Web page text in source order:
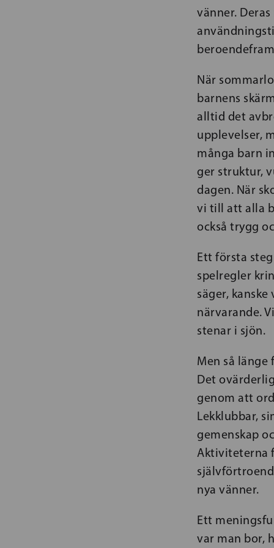
vänner.
När
barnens
alltid det
upplevelser,
många barn
ger struktur,
dagen. När
vi till att alla
också trygg
Ett första
spelregler
säger,
närvarande.
stenar i sjön.
Men så
Det
genom att
Lekklubbar,
gemenskap
Aktiviteterna
nya vänner.
Ett
var man bor,